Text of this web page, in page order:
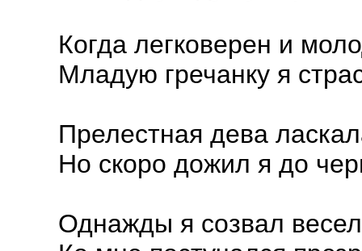
Когда легковерен и
Младую гречанку я
Прелестная дева
Но скоро дожил я до
Однажды я созвал